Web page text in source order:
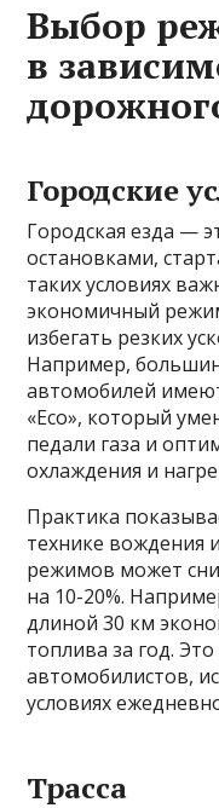
Выбор
в
Городские
Городская езда —
остановками,
таких условиях
экономичный
избегать резких
Например,
автомобилей
«Eco», который
педали газа и
охлаждения и
Практика
технике вождения
режимов может
на 10-20%.
длиной 30 км
топлива за год.
автомобилистов,
условиях
Трасса